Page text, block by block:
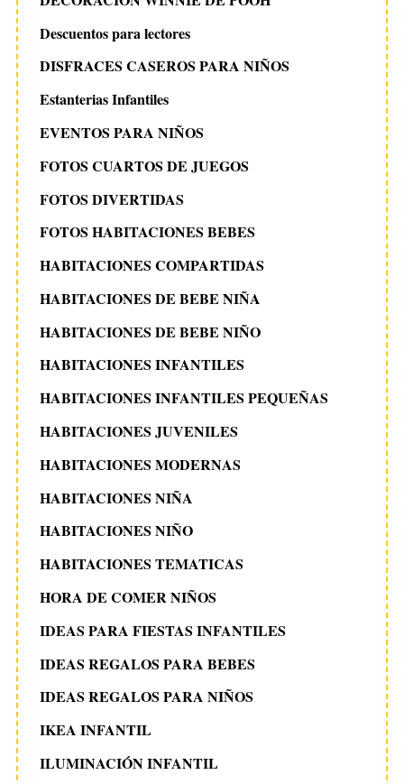
Descuentos para lectores
DISFRACES CASEROS PARA NIÑOS
Estanterias Infantiles
EVENTOS PARA NIÑOS
FOTOS CUARTOS DE JUEGOS
FOTOS DIVERTIDAS
FOTOS HABITACIONES BEBES
HABITACIONES COMPARTIDAS
HABITACIONES DE BEBE NIÑA
HABITACIONES DE BEBE NIÑO
HABITACIONES INFANTILES
HABITACIONES INFANTILES PEQUEÑAS
HABITACIONES JUVENILES
HABITACIONES MODERNAS
HABITACIONES NIÑA
HABITACIONES NIÑO
HABITACIONES TEMATICAS
HORA DE COMER NIÑOS
IDEAS PARA FIESTAS INFANTILES
IDEAS REGALOS PARA BEBES
IDEAS REGALOS PARA NIÑOS
IKEA INFANTIL
ILUMINACIÓN INFANTIL